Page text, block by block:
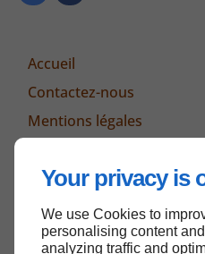
Your privacy is
We use Cookies to
personalising content
analyzing traffic and
Accueil
Contactez-nous
Mentions légales
Haut